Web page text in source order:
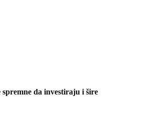
da investiraju i šire